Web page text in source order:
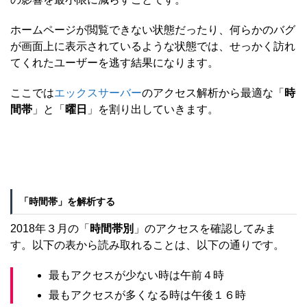
ホームページが閲覧できない状態だったり、何らかのバグ
が画面上に表示されているような状態では、せっかく訪れ
てくれたユーザーを逃す結果になります。
ここではエックスサーバーのアクセス解析から最適な「 時
間帯 」と「 曜日 」を割り出していきます。
「時間帯」を解析する
2018年３月の「 時間帯別 」のアクセスを確認してみま
す。以下の表から読み取れることは、以下の通りです。
最もアクセスが少ない時は午前４時
最もアクセスが多くなる時は午後１６時